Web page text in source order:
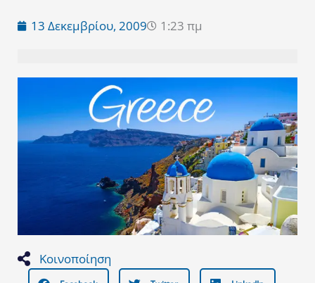
13 Δεκεμβρίου, 2009 1:23 πμ
Κοινοποίηση